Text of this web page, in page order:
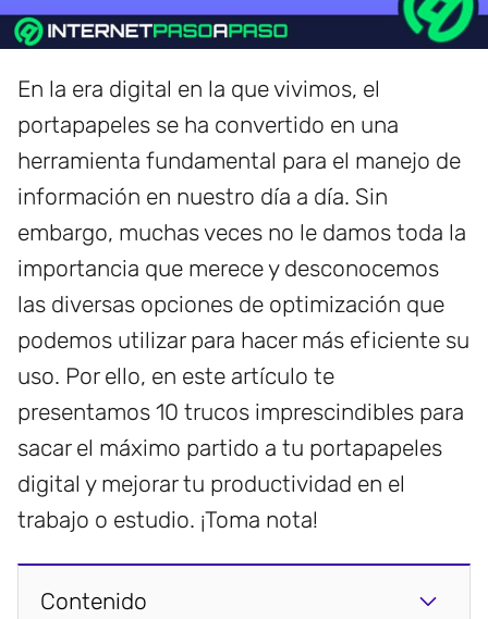
En la era digital en la que vivimos, el
portapapeles se ha convertido en una
herramienta fundamental para el manejo de
información en nuestro día a día. Sin
embargo, muchas veces no le damos toda la
importancia que merece y desconocemos
las diversas opciones de optimización que
podemos utilizar para hacer más eficiente su
uso. Por ello, en este artículo te
presentamos 10 trucos imprescindibles para
sacar el máximo partido a tu portapapeles
digital y mejorar tu productividad en el
trabajo o estudio. ¡Toma nota!
Contenido